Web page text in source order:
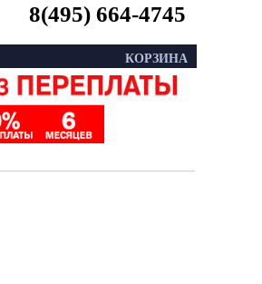
8(495) 664-4745
КОРЗИНА